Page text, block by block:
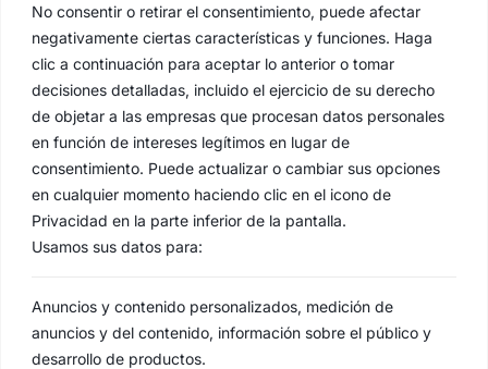
No consentir o retirar el consentimiento, puede afectar
negativamente ciertas características y funciones. Haga
clic a continuación para aceptar lo anterior o tomar
decisiones detalladas, incluido el ejercicio de su derecho
de objetar a las empresas que procesan datos personales
en función de intereses legítimos en lugar de
consentimiento. Puede actualizar o cambiar sus opciones
en cualquier momento haciendo clic en el icono de
Privacidad en la parte inferior de la pantalla.
Usamos sus datos para:
Anuncios y contenido personalizados, medición de
anuncios y del contenido, información sobre el público y
desarrollo de productos.